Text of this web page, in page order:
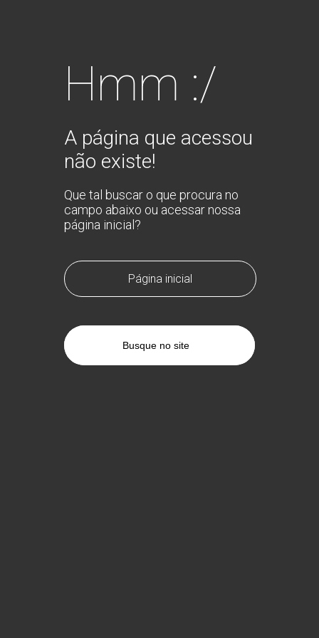
Hmm :/
A página que acessou
não existe!
Que tal buscar o que procura no
campo abaixo ou acessar nossa
página inicial?
Página inicial